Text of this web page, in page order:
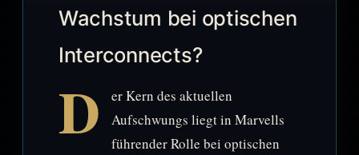
Wachstum bei optischen
Interconnects?
D
er Kern des aktuellen
Aufschwungs liegt in Marvells
führender Rolle bei optischen